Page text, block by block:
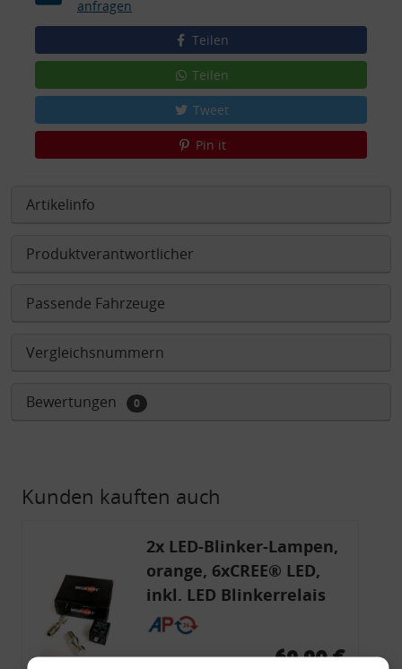
anfragen
Teilen
Teilen
Tweet
Pin it
Artikelinfo
Produktverantwortlicher
Passende Fahrzeuge
Vergleichsnummern
Bewertungen 0
Kunden kauften auch
2x LED-Blinker-Lampen,
orange, 6xCREE® LED,
inkl. LED Blinkerrelais
CF 14
69,90 €